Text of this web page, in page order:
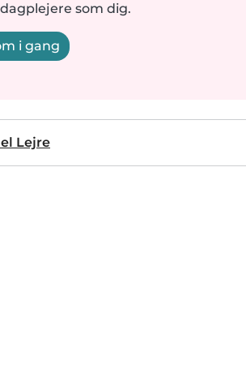
som dig.
i gang
Lejre